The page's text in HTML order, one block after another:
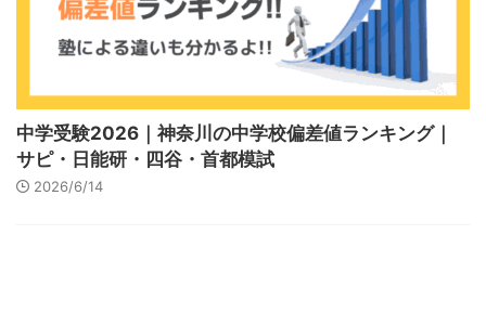
中学受験2026｜神奈川の中学校偏差値ランキング｜
サピ・日能研・四谷・首都模試
2026/6/14